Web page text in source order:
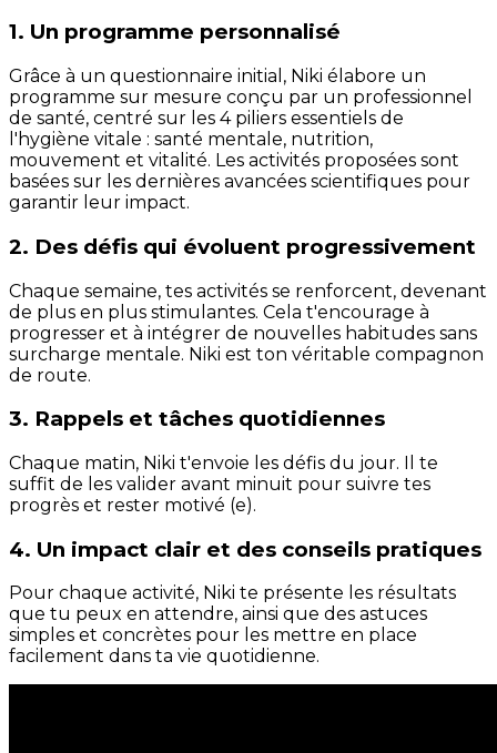
1. Un programme personnalisé
Grâce à un questionnaire initial, Niki élabore un
programme sur mesure conçu par un professionnel
de santé, centré sur les 4 piliers essentiels de
l'hygiène vitale : santé mentale, nutrition,
mouvement et vitalité. Les activités proposées sont
basées sur les dernières avancées scientifiques pour
garantir leur impact.
2. Des défis qui évoluent progressivement
Chaque semaine, tes activités se renforcent, devenant
de plus en plus stimulantes. Cela t'encourage à
progresser et à intégrer de nouvelles habitudes sans
surcharge mentale. Niki est ton véritable compagnon
de route.
3. Rappels et tâches quotidiennes
Chaque matin, Niki t'envoie les défis du jour. Il te
suffit de les valider avant minuit pour suivre tes
progrès et rester motivé (e).
4. Un impact clair et des conseils pratiques
Pour chaque activité, Niki te présente les résultats
que tu peux en attendre, ainsi que des astuces
simples et concrètes pour les mettre en place
facilement dans ta vie quotidienne.